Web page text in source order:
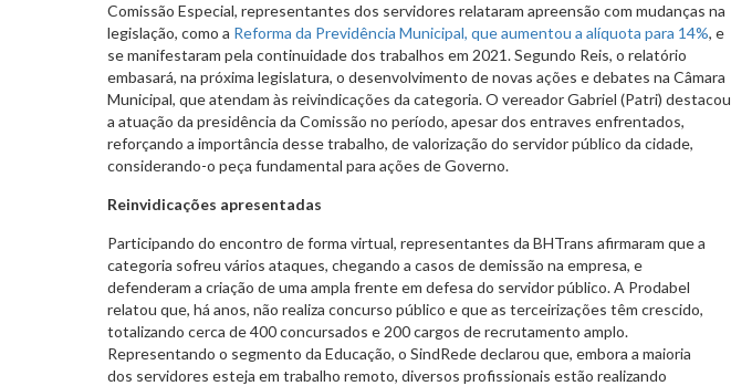
Comissão Especial, representantes dos servidores relataram apreensão com mudanças na
legislação, como a Reforma da Previdência Municipal, que aumentou a alíquota para 14%, e
se manifestaram pela continuidade dos trabalhos em 2021. Segundo Reis, o relatório
embasará, na próxima legislatura, o desenvolvimento de novas ações e debates na Câmara
Municipal, que atendam às reivindicações da categoria. O vereador Gabriel (Patri) destacou
a atuação da presidência da Comissão no período, apesar dos entraves enfrentados,
reforçando a importância desse trabalho, de valorização do servidor público da cidade,
considerando-o peça fundamental para ações de Governo.
Reinvidicações apresentadas
Participando do encontro de forma virtual, representantes da BHTrans afirmaram que a
categoria sofreu vários ataques, chegando a casos de demissão na empresa, e
defenderam a criação de uma ampla frente em defesa do servidor público. A Prodabel
relatou que, há anos, não realiza concurso público e que as terceirizações têm crescido,
totalizando cerca de 400 concursados e 200 cargos de recrutamento amplo.
Representando o segmento da Educação, o SindRede declarou que, embora a maioria
dos servidores esteja em trabalho remoto, diversos profissionais estão realizando